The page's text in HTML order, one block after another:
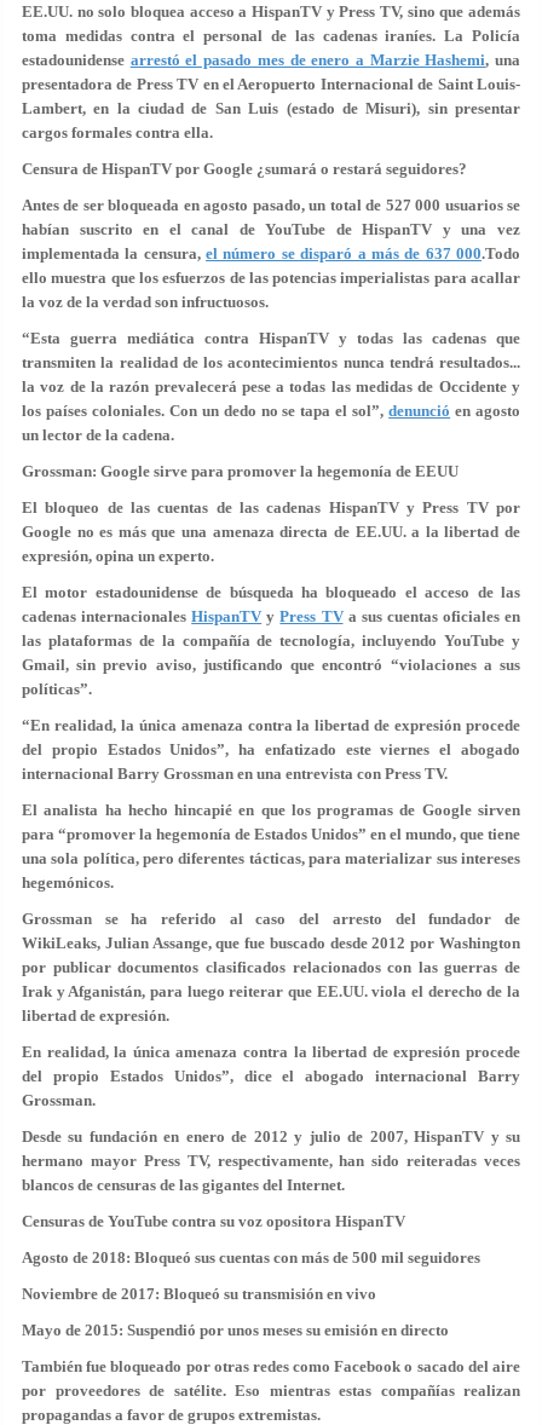
EE.UU. no solo bloquea acceso a HispanTV y Press TV, sino que además
toma medidas contra el personal de las cadenas iraníes. La Policía
estadounidense arrestó el pasado mes de enero a Marzie Hashemi, una
presentadora de Press TV en el Aeropuerto Internacional de Saint Louis-
Lambert, en la ciudad de San Luis (estado de Misuri), sin presentar
cargos formales contra ella.
Censura de HispanTV por Google ¿sumará o restará seguidores?
Antes de ser bloqueada en agosto pasado, un total de 527 000 usuarios se
habían suscrito en el canal de YouTube de HispanTV y una vez
implementada la censura,el número se disparó a más de 637 000.Todo
ello muestra que los esfuerzos de las potencias imperialistas para acallar
la voz de la verdad son infructuosos.
“Esta guerra mediática contra HispanTV y todas las cadenas que
transmiten la realidad de los acontecimientos nunca tendrá resultados...
la voz de la razón prevalecerá pese a todas las medidas de Occidente y
los países coloniales. Con un dedo no se tapa el sol”,denunció en agosto
un lector de la cadena.
Grossman: Google sirve para promover la hegemonía de EEUU
El bloqueo de las cuentas de las cadenas HispanTV y Press TV por
Google no es más que una amenaza directa de EE.UU. a la libertad de
expresión, opina un experto.
El motor estadounidense de búsqueda ha bloqueado el acceso de las
cadenas internacionalesHispanTV yPress TVa sus cuentas oficiales en
las plataformas de la compañía de tecnología, incluyendo YouTube y
Gmail, sin previo aviso, justificando que encontró “violaciones a sus
políticas”.
“En realidad, la única amenaza contra la libertad de expresión procede
del propio Estados Unidos”, ha enfatizado este viernes el abogado
internacional Barry Grossman en una entrevista con Press TV.
El analista ha hecho hincapié en que los programas de Google sirven
para “promover la hegemonía de Estados Unidos” en el mundo, que tiene
una sola política, pero diferentes tácticas, para materializar sus intereses
hegemónicos.
Grossman se ha referido al caso del arresto del fundador de
WikiLeaks, Julian Assange, que fue buscado desde 2012 por Washington
por publicar documentos clasificados relacionados con las guerras de
Irak y Afganistán, para luego reiterar que EE.UU. viola el derecho de la
libertad de expresión.
En realidad, la única amenaza contra la libertad de expresión procede
del propio Estados Unidos”, dice el abogado internacional Barry
Grossman.
Desde su fundación en enero de 2012 y julio de 2007, HispanTV y su
hermano mayor Press TV, respectivamente, han sido reiteradas veces
blancos de censuras de las gigantes del Internet.
Censuras de YouTube contra su voz opositora HispanTV
Agosto de 2018: Bloqueó sus cuentas con más de 500 mil seguidores
Noviembre de 2017: Bloqueó su transmisión en vivo
Mayo de 2015: Suspendió por unos meses su emisión en directo
También fue bloqueado por otras redes como Facebook o sacado del aire
por proveedores de satélite. Eso mientras estas compañías realizan
propagandas a favor de grupos extremistas.